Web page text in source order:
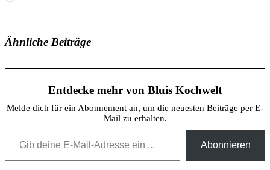
Ähnliche Beiträge
Entdecke mehr von Bluis Kochwelt
Melde dich für ein Abonnement an, um die neuesten Beiträge per E-
Mail zu erhalten.
Gib deine E-Mail-Adresse ein ...
Abonnieren